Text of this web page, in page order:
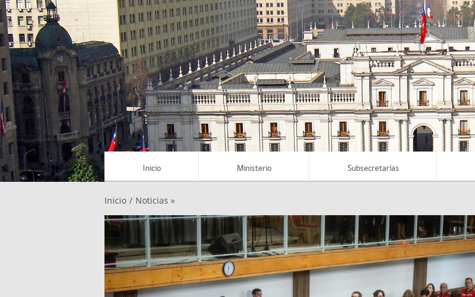
Inicio Ministerio Subsecretarías
Inicio / Noticias »